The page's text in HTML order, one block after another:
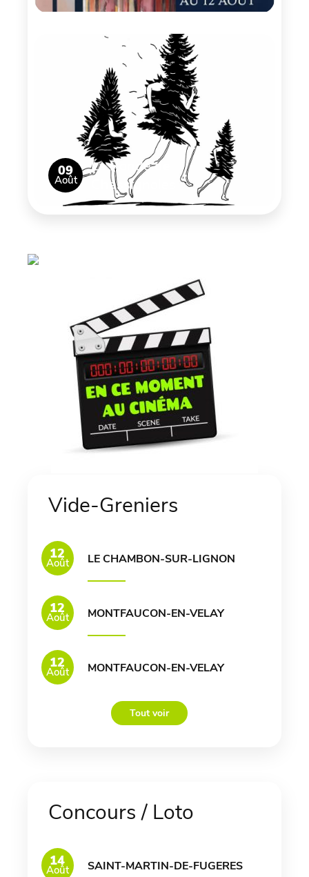
09
Août
La Ronde de
Chassignoles
Vide-Greniers
12
Août LE CHAMBON-SUR-LIGNON
12
Août MONTFAUCON-EN-VELAY
12
Août MONTFAUCON-EN-VELAY
Tout voir
Concours / Loto
14
Août SAINT-MARTIN-DE-FUGERES